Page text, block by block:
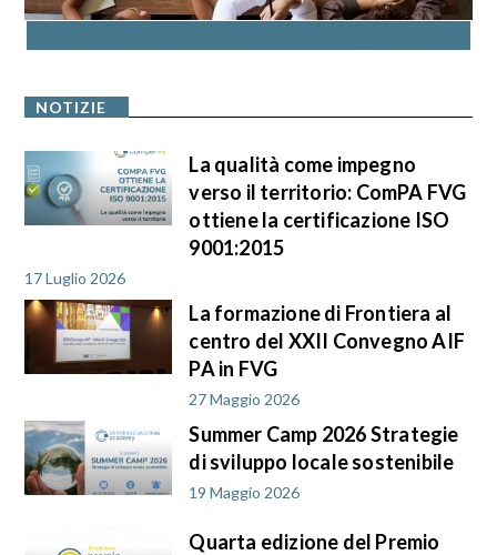
NOTIZIE
La qualità come impegno
verso il territorio: ComPA FVG
ottiene la certificazione ISO
9001:2015
17 Luglio 2026
La formazione di Frontiera al
centro del XXII Convegno AIF
PA in FVG
27 Maggio 2026
Summer Camp 2026 Strategie
di sviluppo locale sostenibile
19 Maggio 2026
Quarta edizione del Premio